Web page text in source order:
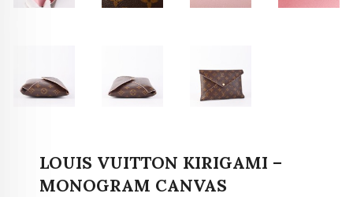
LOUIS VUITTON KIRIGAMI –
MONOGRAM CANVAS